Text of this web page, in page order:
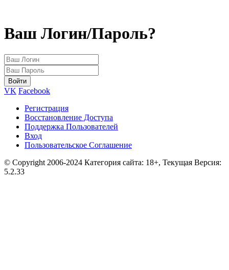
Ваш Логин/Пароль?
VK Facebook
Регистрация
Восстановление Доступа
Поддержка Пользователей
Вход
Пользовательское Соглашение
© Copyright 2006-2024 Категория сайта: 18+, Текущая Версия:
5.2.33